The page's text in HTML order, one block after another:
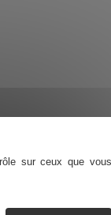
sur ceux que vous